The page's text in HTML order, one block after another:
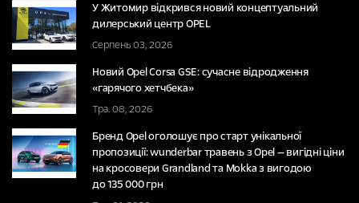
У Житомир відкрився новий концептуальний
дилерський центр OPEL
Серпень 03, 2026
Новий Opel Corsa GSE: сучасне відродження
«гарячого хетчбека»
Тра. 08, 2026
Бренд Opel оголошує про старт унікальної
пропозиції: wunderbar травень з Opel — вигідні ціни
на кросовери Grandland та Mokka з вигодою
до 135 000 грн